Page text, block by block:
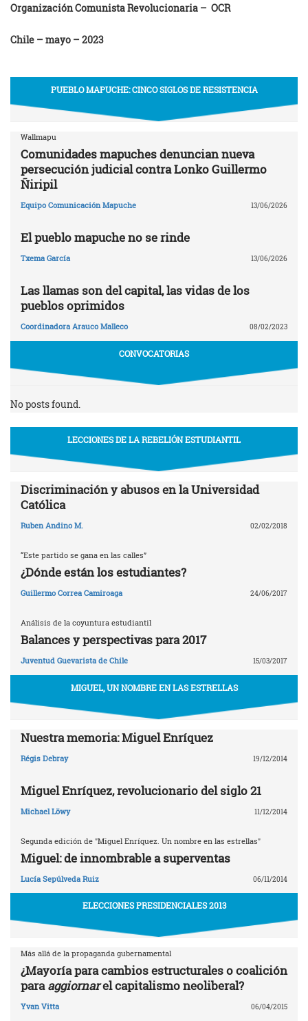
Organización Comunista Revolucionaria – OCR
Chile – mayo – 2023
PUEBLO MAPUCHE: CINCO SIGLOS DE RESISTENCIA
Wallmapu
Comunidades mapuches denuncian nueva
persecución judicial contra Lonko Guillermo
Ñiripil
Equipo Comunicación Mapuche 13/06/2026
El pueblo mapuche no se rinde
Txema García 13/06/2026
Las llamas son del capital, las vidas de los
pueblos oprimidos
Coordinadora Arauco Malleco 08/02/2023
CONVOCATORIAS
No posts found.
LECCIONES DE LA REBELIÓN ESTUDIANTIL
Discriminación y abusos en la Universidad
Católica
Ruben Andino M. 02/02/2018
“Este partido se gana en las calles”
¿Dónde están los estudiantes?
Guillermo Correa Camiroaga 24/06/2017
Análisis de la coyuntura estudiantil
Balances y perspectivas para 2017
Juventud Guevarista de Chile 15/03/2017
MIGUEL, UN NOMBRE EN LAS ESTRELLAS
Nuestra memoria: Miguel Enríquez
Régis Debray 19/12/2014
Miguel Enríquez, revolucionario del siglo 21
Michael Löwy 11/12/2014
Segunda edición de "Miguel Enríquez. Un nombre en las estrellas"
Miguel: de innombrable a superventas
Lucía Sepúlveda Ruiz 06/11/2014
ELECCIONES PRESIDENCIALES 2013
Más allá de la propaganda gubernamental
¿Mayoría para cambios estructurales o coalición
paraaggiornarel capitalismo neoliberal?
Yvan Vitta 06/04/2015